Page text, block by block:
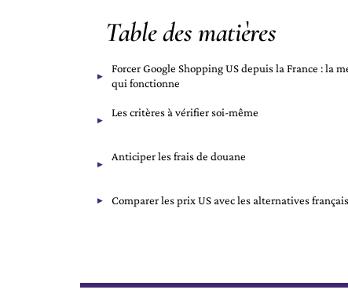
Table des matières
Forcer Google Shopping US depuis la France : la
qui fonctionne
Les critères à vérifier soi-même
Anticiper les frais de douane
Comparer les prix US avec les alternatives